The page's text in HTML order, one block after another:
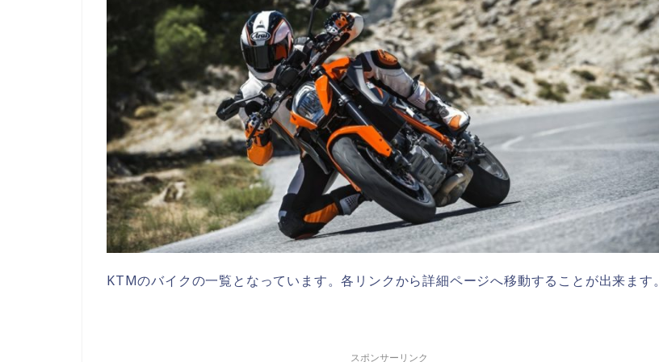
KTMのバイクの一覧となっています。各リンクから詳細ページへ移動することが出来ます。
スポンサーリンク